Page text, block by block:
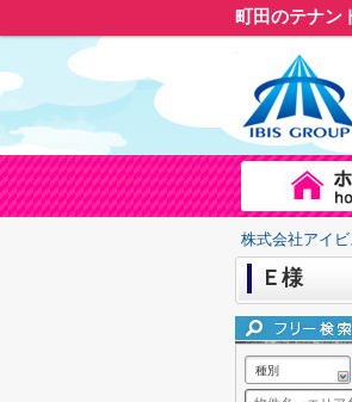
町田のテナン
株式会社アイ
Ｅ様
種別